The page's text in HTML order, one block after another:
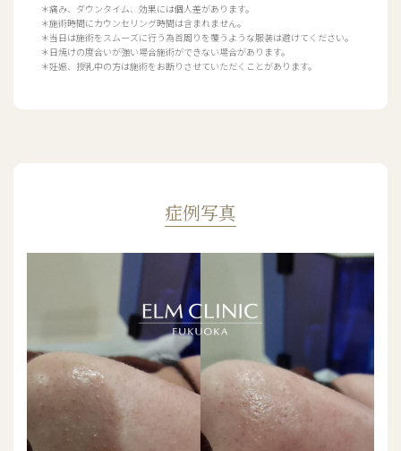
＊痛み、ダウンタイム、効果には個人差があります。
＊施術時間にカウンセリング時間は含まれません。
＊当日は施術をスムーズに行う為首周りを覆うような服装は避けてください。
＊日焼けの度合いが強い場合施術ができない場合があります。
＊妊娠、授乳中の方は施術をお断りさせていただくことがあります。
症例写真